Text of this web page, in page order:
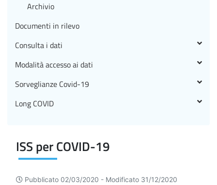
ISS per COVID-19
Pubblicato 02/03/2020 - Modificato 31/12/2020
Archivio
Documenti in rilevo
Consulta i dati
Modalità accesso ai dati
Sorveglianze Covid-19
Long COVID